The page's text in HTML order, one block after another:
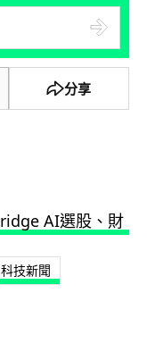
分享
科技新聞